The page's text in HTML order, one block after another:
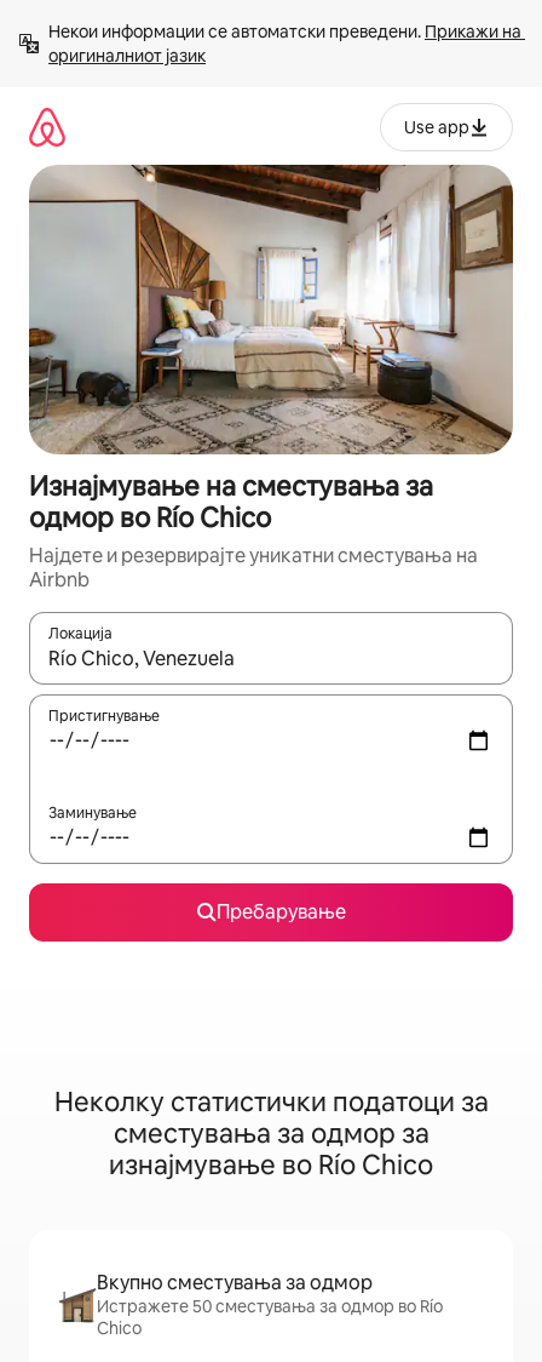
содржина
Некои информации се автоматски преведени. Прикажи на
оригиналниот јазик
Use app
Изнајмување на сместувања за
одмор во Río Chico
Најдете и резервирајте уникатни сместувања на
Airbnb
Локација
Кога резултатите се достапни, движете се со копчињата
Пристигнување
Заминување
Пребарување
Неколку статистички податоци за
сместувања за одмор за
изнајмување во Río Chico
Вкупно сместувања за одмор
Истражете 50 сместувања за одмор во Río
Chico